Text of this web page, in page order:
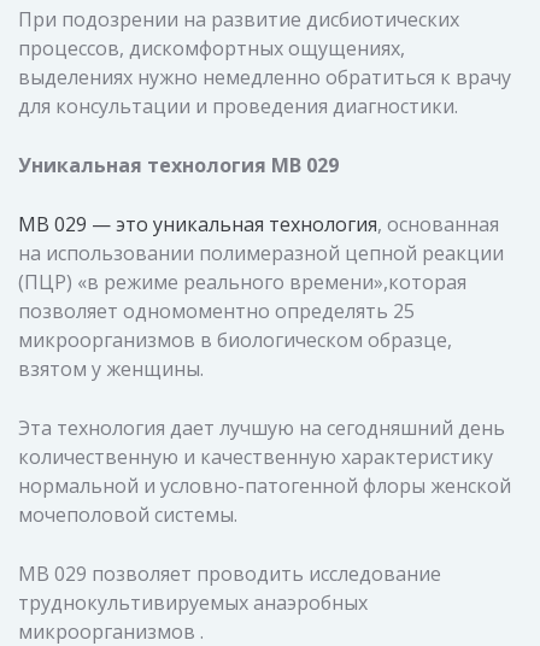
При подозрении на развитие дисбиотических
процессов, дискомфортных ощущениях,
выделениях нужно немедленно обратиться к врачу
для консультации и проведения диагностики.
Уникальная технология МВ 029
МВ 029 — это уникальная технология, основанная
на использовании полимеразной цепной реакции
(ПЦР) «в режиме реального времени»,которая
позволяет одномоментно определять 25
микроорганизмов в биологическом образце,
взятом у женщины.
Эта технология дает лучшую на сегодняшний день
количественную и качественную характеристику
нормальной и условно-патогенной флоры женской
мочеполовой системы.
МВ 029 позволяет проводить исследование
труднокультивируемых анаэробных
микроорганизмов .